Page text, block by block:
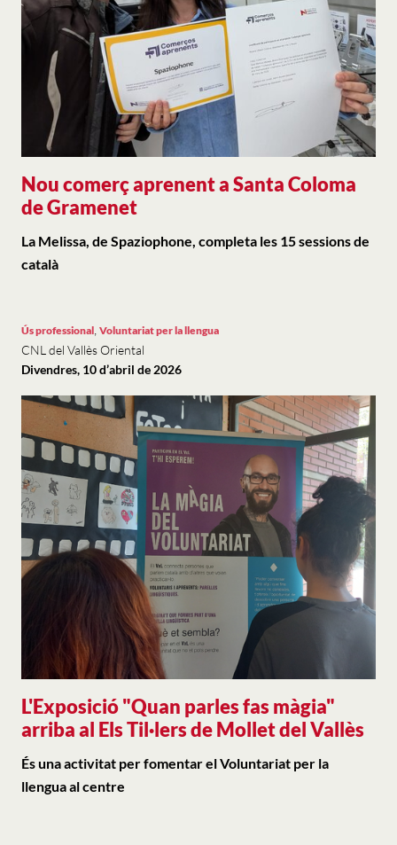
Nou comerç aprenent a Santa Coloma
de Gramenet
La Melissa, de Spaziophone, completa les 15 sessions de
català
L'Exposició "Quan parles fas màgia"
arriba al Els Til·lers de Mollet del Vallès
Ús professional, Voluntariat per la llengua
CNL del Vallès Oriental
Divendres, 10 d’abril de 2026
És una activitat per fomentar el Voluntariat per la
llengua al centre